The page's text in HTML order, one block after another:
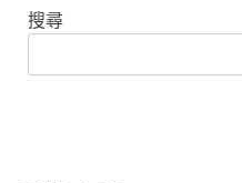
搜尋